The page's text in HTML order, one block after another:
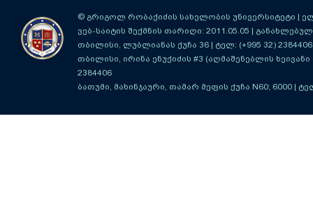
© გრიგოლ რობაქიძის სახელობის უნივერსიტეტი |
ვებ-საიტის შექმნის თარიღი: 2011.05.05 |
თბილისი, ლუბლიანას ქუჩა 36 | ტელ: (+995 32)
თბილისი, ირინა ენუქიძის #3 (აღმაშენებლის ხეივანი
2384406
ბათუმი, მახინჯაური, თამარ მეფის ქუჩა N60; 6000 |